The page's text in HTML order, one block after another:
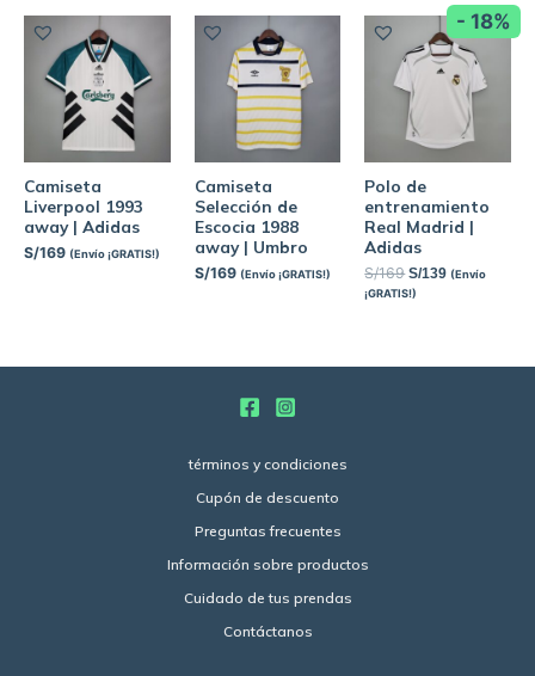
Camiseta
Liverpool 1993
away | Adidas
S/169 (Envío ¡GRATIS!)
Camiseta
Selección de
Escocia 1988
away | Umbro
S/169 (Envío ¡GRATIS!)
- 18%
Polo de
entrenamiento
Real Madrid |
Adidas
S/169 S/139 (Envío
¡GRATIS!)
términos y condiciones
Cupón de descuento
Preguntas frecuentes
Información sobre productos
Cuidado de tus prendas
Contáctanos